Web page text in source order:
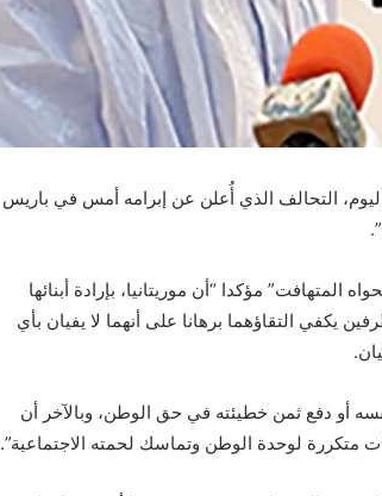
التحالف الذي أُعلن عن إبرامه أمس في باريس
مؤكدا “أن موريتانيا، بإرادة أبنائها
يكفي التقاؤهما برهانا على أنهما لا يفيان بأي
أو دفع ثمن خطيئته في حق الوطن، وبالآخر أن
لوحدة الوطن وتماسك لحمته الاجتماعية”.